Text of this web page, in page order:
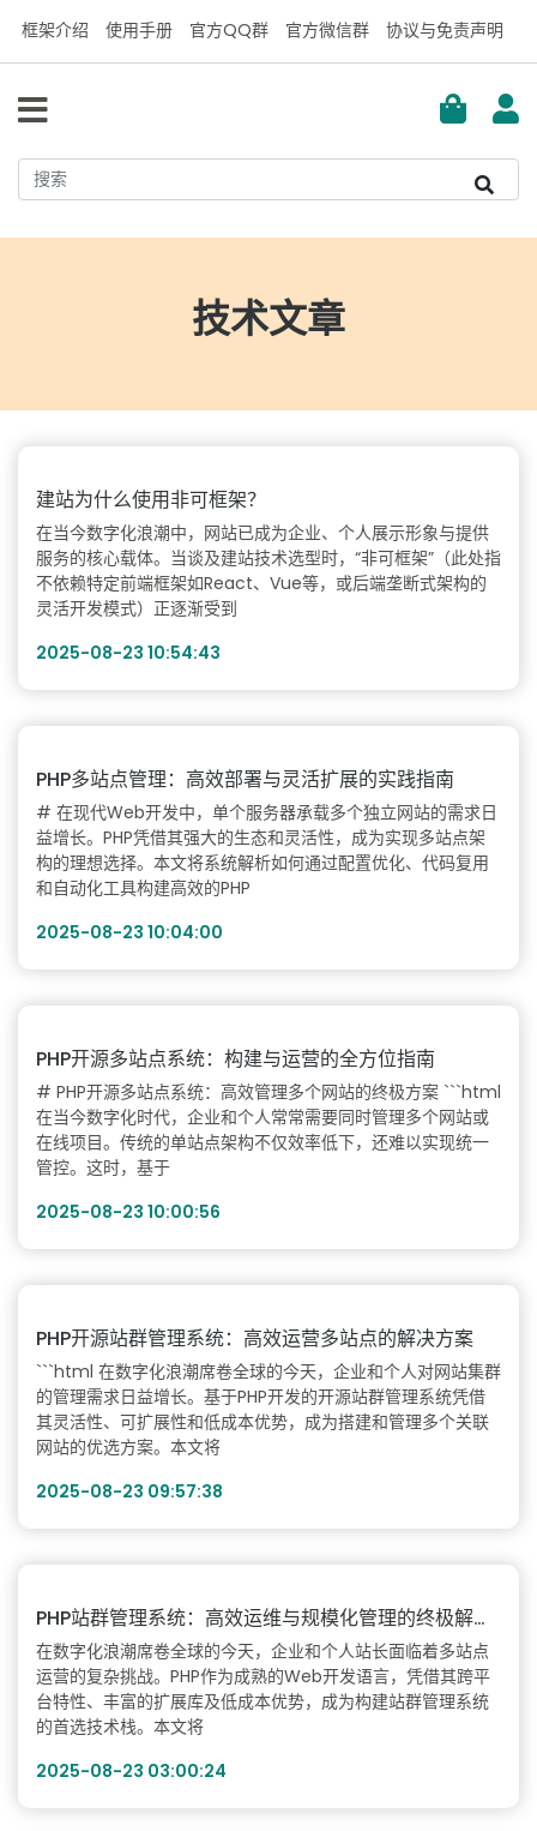
框架介绍 使用手册 官方QQ群 官方微信群 协议与免责声明
技术文章
建站为什么使用非可框架？
在当今数字化浪潮中，网站已成为企业、个人展示形象与提供
服务的核心载体。当谈及建站技术选型时，“非可框架”（此处指
不依赖特定前端框架如React、Vue等，或后端垄断式架构的
灵活开发模式）正逐渐受到
2025-08-23 10:54:43
PHP多站点管理：高效部署与灵活扩展的实践指南
# 在现代Web开发中，单个服务器承载多个独立网站的需求日
益增长。PHP凭借其强大的生态和灵活性，成为实现多站点架
构的理想选择。本文将系统解析如何通过配置优化、代码复用
和自动化工具构建高效的PHP
2025-08-23 10:04:00
PHP开源多站点系统：构建与运营的全方位指南
# PHP开源多站点系统：高效管理多个网站的终极方案 ```html
在当今数字化时代，企业和个人常常需要同时管理多个网站或
在线项目。传统的单站点架构不仅效率低下，还难以实现统一
管控。这时，基于
2025-08-23 10:00:56
PHP开源站群管理系统：高效运营多站点的解决方案
```html 在数字化浪潮席卷全球的今天，企业和个人对网站集群
的管理需求日益增长。基于PHP开发的开源站群管理系统凭借
其灵活性、可扩展性和低成本优势，成为搭建和管理多个关联
网站的优选方案。本文将
2025-08-23 09:57:38
PHP站群管理系统：高效运维与规模化管理的终极解决方案
在数字化浪潮席卷全球的今天，企业和个人站长面临着多站点
运营的复杂挑战。PHP作为成熟的Web开发语言，凭借其跨平
台特性、丰富的扩展库及低成本优势，成为构建站群管理系统
的首选技术栈。本文将
2025-08-23 03:00:24